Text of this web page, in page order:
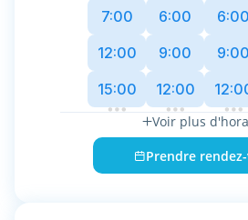
couvre un large éventail
les atteintes aux personnes
agressions sexuelles,
aux biens (vols,
les infractions économiques
confiance, blanchiment).
Il assiste ses clients à toutes
procédure pénale. Lors de la
7:00
12:00
15:00
6:00
9:00
12:00
6:00
9:00
Voir plus
Prendre